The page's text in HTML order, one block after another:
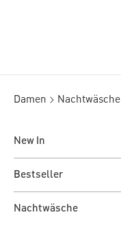
Damen Nachtwäsche
New In
Bestseller
Nachtwäsche